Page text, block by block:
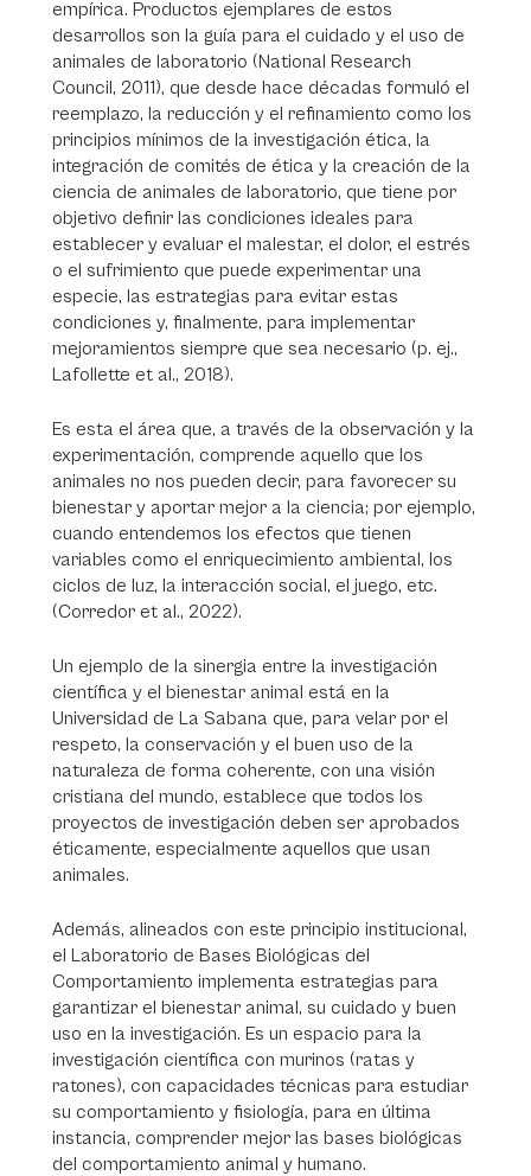
empírica. Productos ejemplares de estos
desarrollos son la guía para el cuidado y el uso de
animales de laboratorio (National Research
Council, 2011), que desde hace décadas formuló el
reemplazo, la reducción y el refinamiento como los
principios mínimos de la investigación ética, la
integración de comités de ética y la creación de la
ciencia de animales de laboratorio, que tiene por
objetivo definir las condiciones ideales para
establecer y evaluar el malestar, el dolor, el estrés
o el sufrimiento que puede experimentar una
especie, las estrategias para evitar estas
condiciones y, finalmente, para implementar
mejoramientos siempre que sea necesario (p. ej.,
Lafollette et al., 2018).
Es esta el área que, a través de la observación y la
experimentación, comprende aquello que los
animales no nos pueden decir, para favorecer su
bienestar y aportar mejor a la ciencia; por ejemplo,
cuando entendemos los efectos que tienen
variables como el enriquecimiento ambiental, los
ciclos de luz, la interacción social, el juego, etc.
(Corredor et al., 2022).
Un ejemplo de la sinergia entre la investigación
científica y el bienestar animal está en la
Universidad de La Sabana que, para velar por el
respeto, la conservación y el buen uso de la
naturaleza de forma coherente, con una visión
cristiana del mundo, establece que todos los
proyectos de investigación deben ser aprobados
éticamente, especialmente aquellos que usan
animales.
Además, alineados con este principio institucional,
el Laboratorio de Bases Biológicas del
Comportamiento implementa estrategias para
garantizar el bienestar animal, su cuidado y buen
uso en la investigación. Es un espacio para la
investigación científica con murinos (ratas y
ratones), con capacidades técnicas para estudiar
su comportamiento y fisiología, para en última
instancia, comprender mejor las bases biológicas
del comportamiento animal y humano.